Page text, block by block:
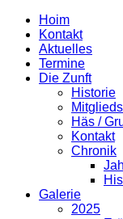
Hoim
Kontakt
Aktuelles
Termine
Die Zunft
Historie
Häs /
Kontakt
Chronik
Galerie
2025